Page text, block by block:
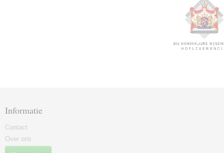
Informatie
Contact
Over ons